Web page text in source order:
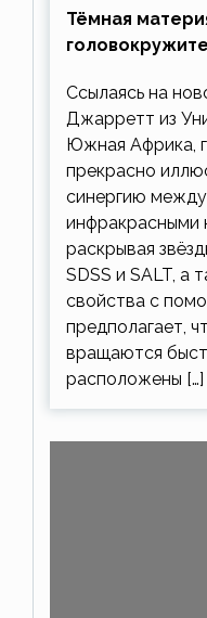
Тёмная
Ссылаясь на
Джарретт из
Южная Африка,
прекрасно
синергию
инфракрасными
раскрывая
SDSS и SALT, а
свойства с
предполагает,
вращаются
расположены […]